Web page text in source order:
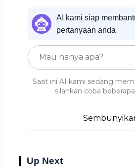
AI kami siap
pertanyaan anda
Saat ini AI kami sedang
silahkan coba
Up Next